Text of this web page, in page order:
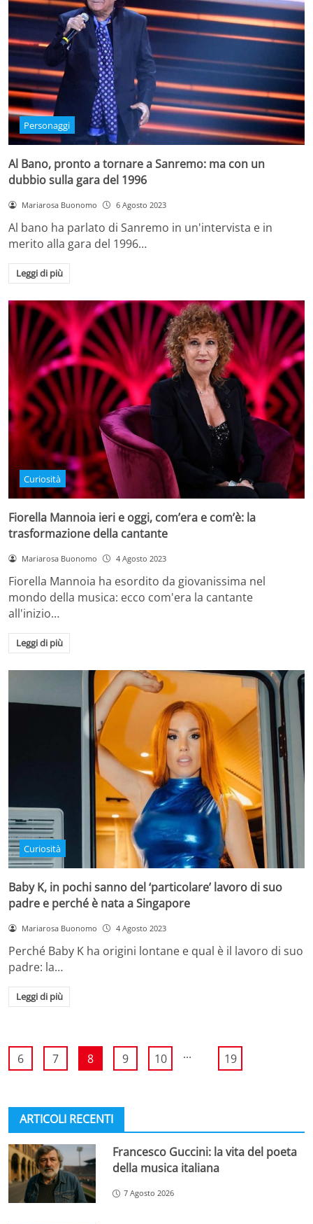
Personaggi
Al Bano, pronto a tornare a Sanremo: ma con un
dubbio sulla gara del 1996
Mariarosa Buonomo 6 Agosto 2023
Al bano ha parlato di Sanremo in un'intervista e in
merito alla gara del 1996…
Leggi di più
Curiosità
Fiorella Mannoia ieri e oggi, com’era e com’è: la
trasformazione della cantante
Mariarosa Buonomo 4 Agosto 2023
Fiorella Mannoia ha esordito da giovanissima nel
mondo della musica: ecco com'era la cantante
all'inizio…
Leggi di più
Curiosità
Baby K, in pochi sanno del ‘particolare’ lavoro di suo
padre e perché è nata a Singapore
Mariarosa Buonomo 4 Agosto 2023
Perché Baby K ha origini lontane e qual è il lavoro di suo
padre: la…
Leggi di più
6 7 8 9 10 ... 19
ARTICOLI RECENTI
Francesco Guccini: la vita del poeta
della musica italiana
7 Agosto 2026